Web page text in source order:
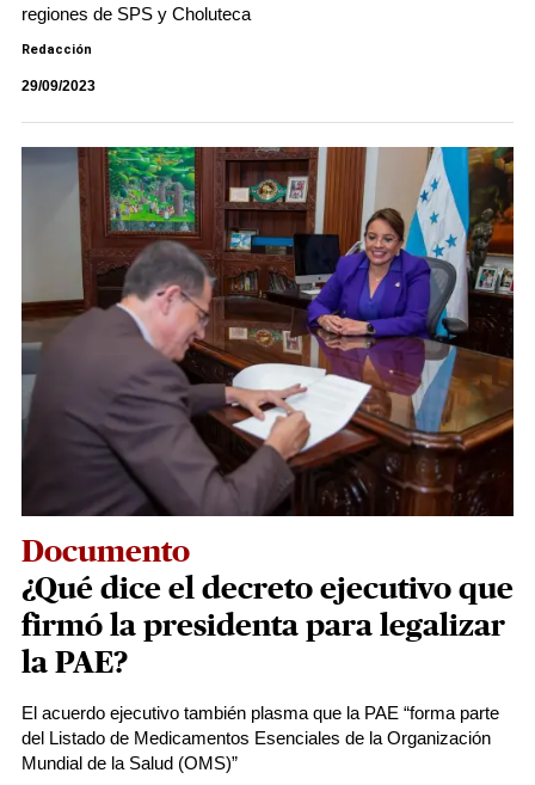
regiones de SPS y Choluteca
Redacción
29/09/2023
Documento
¿Qué dice el decreto ejecutivo que
firmó la presidenta para legalizar
la PAE?
El acuerdo ejecutivo también plasma que la PAE “forma parte
del Listado de Medicamentos Esenciales de la Organización
Mundial de la Salud (OMS)”